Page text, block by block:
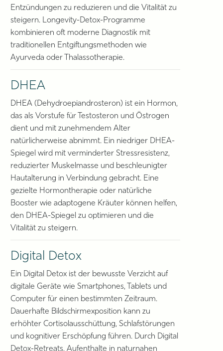
Entzündungen zu reduzieren und die Vitalität zu
steigern. Longevity-Detox-Programme
kombinieren oft moderne Diagnostik mit
traditionellen Entgiftungsmethoden wie
Ayurveda oder Thalassotherapie.
DHEA
DHEA (Dehydroepiandrosteron) ist ein Hormon,
das als Vorstufe für Testosteron und Östrogen
dient und mit zunehmendem Alter
natürlicherweise abnimmt. Ein niedriger DHEA-
Spiegel wird mit verminderter Stressresistenz,
reduzierter Muskelmasse und beschleunigter
Hautalterung in Verbindung gebracht. Eine
gezielte Hormontherapie oder natürliche
Booster wie adaptogene Kräuter können helfen,
den DHEA-Spiegel zu optimieren und die
Vitalität zu steigern.
Digital Detox
Ein Digital Detox ist der bewusste Verzicht auf
digitale Geräte wie Smartphones, Tablets und
Computer für einen bestimmten Zeitraum.
Dauerhafte Bildschirmexposition kann zu
erhöhter Cortisolausschüttung, Schlafstörungen
und kognitiver Erschöpfung führen. Durch Digital
Detox-Retreats, Aufenthalte in naturnahen